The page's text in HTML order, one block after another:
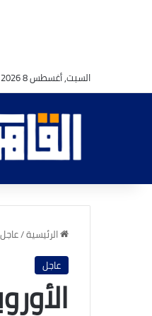
السبت, أغسطس 8 2026
الرئيسية/عاجل
عاجل